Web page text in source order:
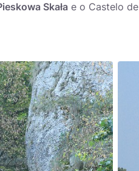
Skała e o Castelo de